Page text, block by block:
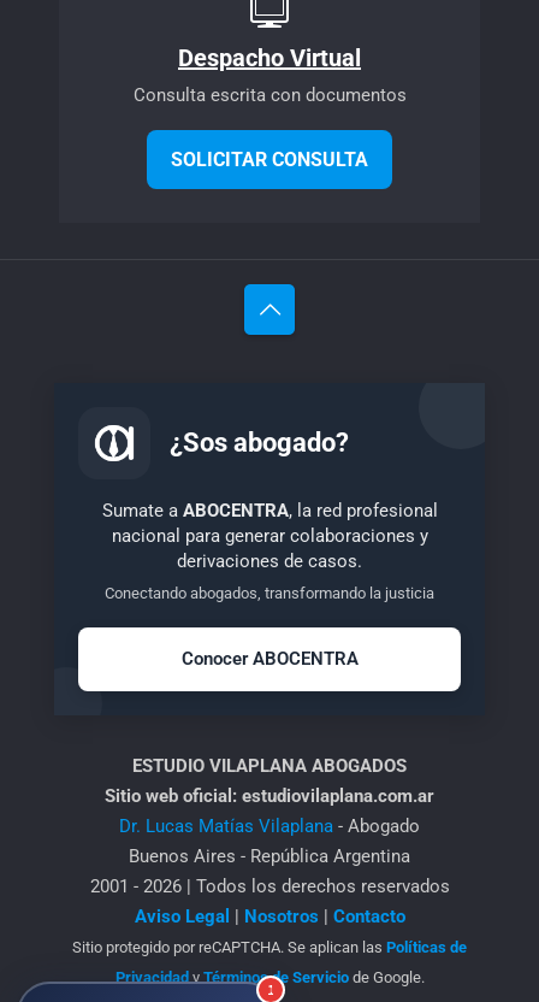
Despacho Virtual
Consulta escrita con documentos
SOLICITAR CONSULTA
¿Sos abogado?
Sumate a ABOCENTRA, la red profesional
nacional para generar colaboraciones y
derivaciones de casos.
Conectando abogados, transformando la justicia
Conocer ABOCENTRA
ESTUDIO VILAPLANA ABOGADOS
Sitio web oficial: estudiovilaplana.com.ar
Dr. Lucas Matías Vilaplana - Abogado
Buenos Aires - República Argentina
2001 - 2026 | Todos los derechos reservados
Aviso Legal | Nosotros | Contacto
Sitio protegido por reCAPTCHA. Se aplican las Políticas de
Privacidady Términos de Serviciode Google.
1